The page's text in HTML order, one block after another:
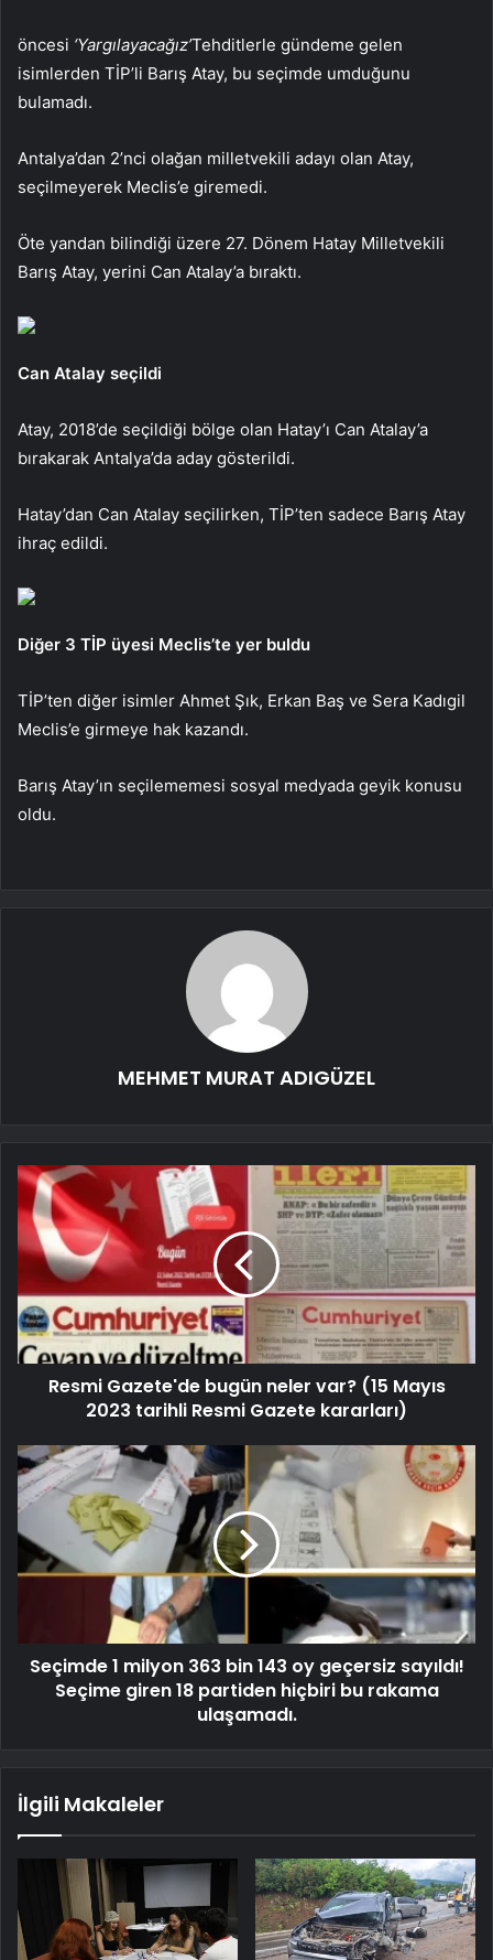
öncesi ‘Yargılayacağız’Tehditlerle gündeme gelen
isimlerden TİP’li Barış Atay, bu seçimde umduğunu
bulamadı.
Antalya’dan 2’nci olağan milletvekili adayı olan Atay,
seçilmeyerek Meclis’e giremedi.
Öte yandan bilindiği üzere 27. Dönem Hatay Milletvekili
Barış Atay, yerini Can Atalay’a bıraktı.
Can Atalay seçildi
Atay, 2018’de seçildiği bölge olan Hatay’ı Can Atalay’a
bırakarak Antalya’da aday gösterildi.
Hatay’dan Can Atalay seçilirken, TİP’ten sadece Barış Atay
ihraç edildi.
Diğer 3 TİP üyesi Meclis’te yer buldu
TİP’ten diğer isimler Ahmet Şık, Erkan Baş ve Sera Kadıgil
Meclis’e girmeye hak kazandı.
Barış Atay’ın seçilememesi sosyal medyada geyik konusu
oldu.
MEHMET MURAT ADIGÜZEL
Resmi Gazete'de bugün neler var? (15 Mayıs
2023 tarihli Resmi Gazete kararları)
Seçimde 1 milyon 363 bin 143 oy geçersiz sayıldı!
Seçime giren 18 partiden hiçbiri bu rakama
ulaşamadı.
İlgili Makaleler